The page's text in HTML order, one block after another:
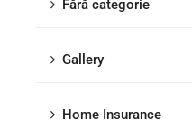
Fără categorie
Gallery
Home Insurance